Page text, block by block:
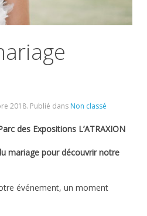
2018. Publié dans Non classé
des Expositions L’ATRAXION
mariage pour découvrir notre
événement, un moment